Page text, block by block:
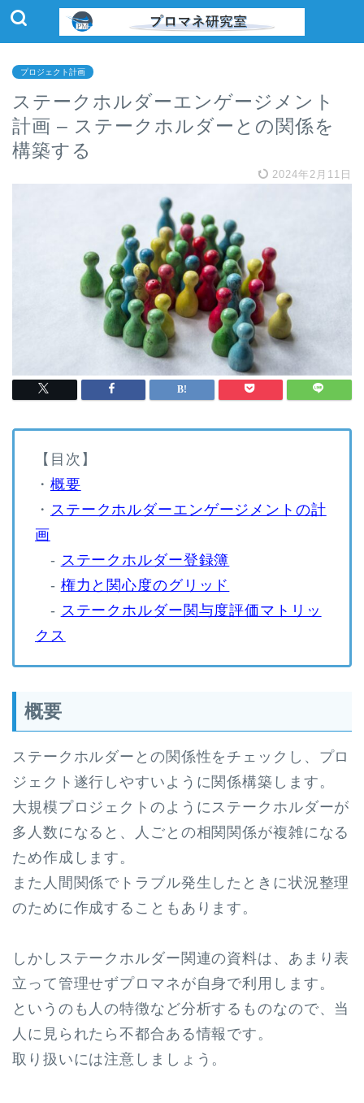
プロジェクト計画
ステークホルダーエンゲージメント
計画 – ステークホルダーとの関係を
構築する
2024年2月11日
【目次】
・ 概要
・ ステークホルダーエンゲージメントの計
画
- ステークホルダー登録簿
- 権力と関心度のグリッド
- ステークホルダー関与度評価マトリッ
クス
概要
ステークホルダーとの関係性をチェックし、プロ
ジェクト遂行しやすいように関係構築します。
大規模プロジェクトのようにステークホルダーが
多人数になると、人ごとの相関関係が複雑になる
ため作成します。
また人間関係でトラブル発生したときに状況整理
のために作成することもあります。
しかしステークホルダー関連の資料は、あまり表
立って管理せずプロマネが自身で利用します。
というのも人の特徴など分析するものなので、当
人に見られたら不都合ある情報です。
取り扱いには注意しましょう。